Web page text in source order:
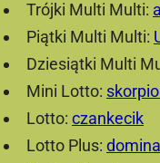
Trójki Multi Multi:
Piątki Multi Multi:
Dziesiątki Multi
Mini Lotto:
Lotto: czankecik
Lotto Plus: